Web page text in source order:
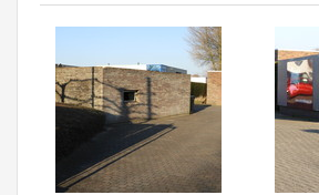
#BeeldIndeKijker
Over ons